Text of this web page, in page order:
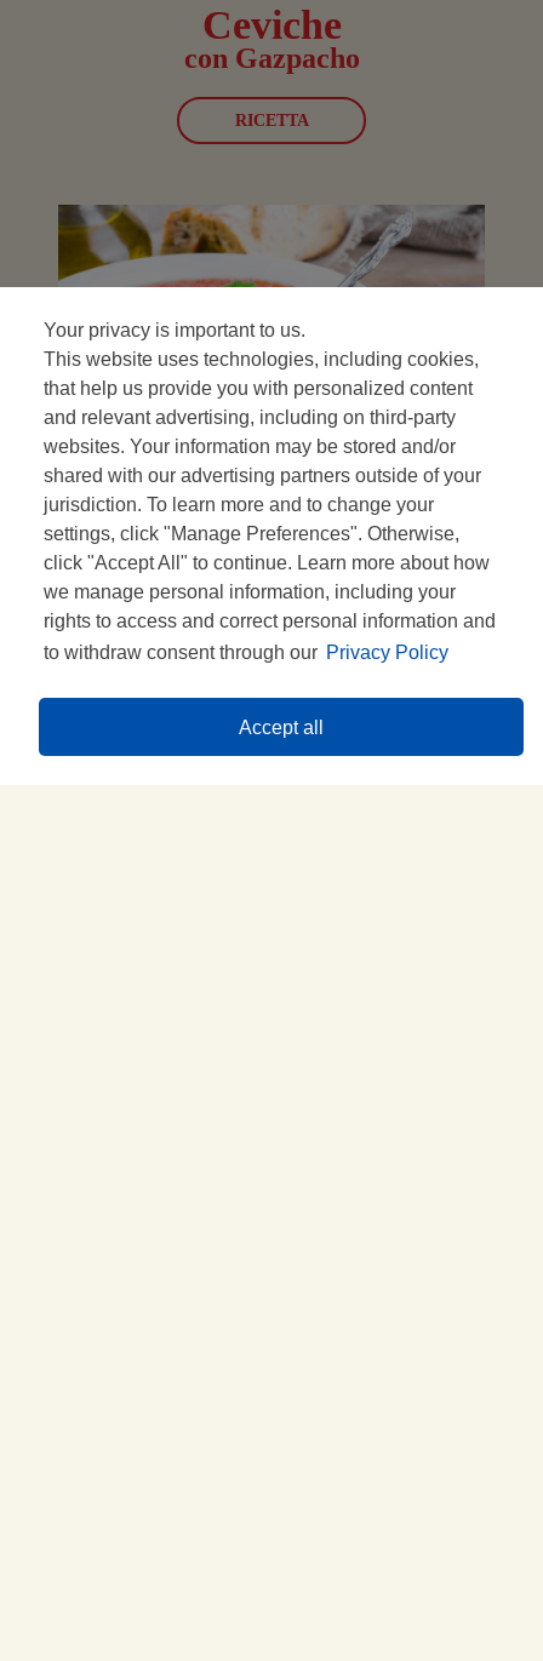
Your privacy is important to us.
This website uses technologies, including cookies,
that help us provide you with personalized content
and relevant advertising, including on third-party
websites. Your information may be stored and/or
shared with our advertising partners outside of your
jurisdiction. To learn more and to change your
settings, click "Manage Preferences". Otherwise,
click "Accept All" to continue. Learn more about how
we manage personal information, including your
rights to access and correct personal information and
to withdraw consent through our Privacy Policy
Accept all
Ceviche
con Gazpacho
RICETTA
Il Gazpacho
e i suoi condimenti
RICETTA